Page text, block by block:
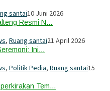
santai10 Juni 2026
Resmi N…
, Ruang santai21 April 2026
Ini…
, Politik Pedia, Ruang santai15
Tem…